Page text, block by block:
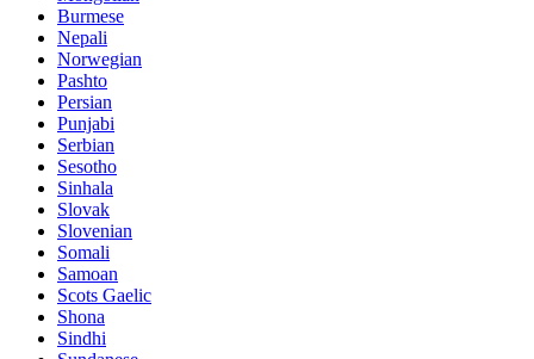
Burmese
Nepali
Norwegian
Pashto
Persian
Punjabi
Serbian
Sesotho
Sinhala
Slovak
Slovenian
Somali
Samoan
Scots Gaelic
Shona
Sindhi